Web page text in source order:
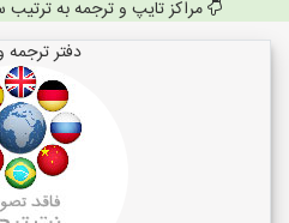
مراکز تایپ و ترجمه به
دفتر ترجمه